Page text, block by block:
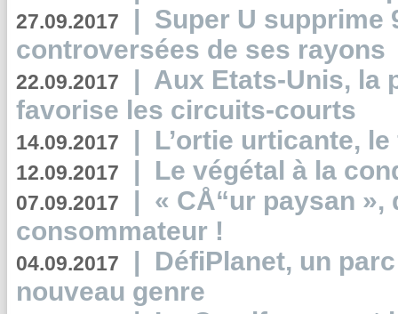
27.09.2017 | Super U supprime
controversées de ses rayons
22.09.2017 | Aux Etats-Unis, la
favorise les circuits-courts
14.09.2017 | L’ortie urticante,
12.09.2017 | Le végétal à la
07.09.2017 | « CÅ“ur paysan
consommateur !
04.09.2017 | DéfiPlanet, un
nouveau genre